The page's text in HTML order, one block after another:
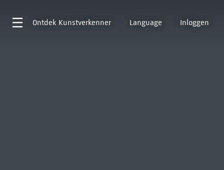
Ontdek Kunstverkenner Language Inloggen